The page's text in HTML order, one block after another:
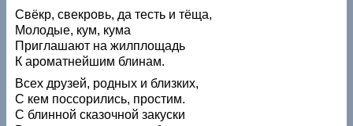
Свёкр, свекровь, да тесть и тёща,
Молодые, кум, кума
Приглашают на жилплощадь
К ароматнейшим блинам.
Всех друзей, родных и близких,
С кем поссорились, простим.
С блинной сказочной закуски